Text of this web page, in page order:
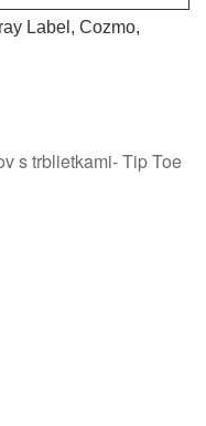
Label, Cozmo,
s trblietkami- Tip Toe